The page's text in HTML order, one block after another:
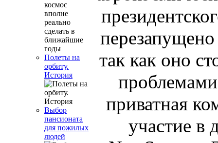
Полеты на
орбиту.
История
Выбор
пансионата
для пожилых
людей
так как оно
приватная
участие в